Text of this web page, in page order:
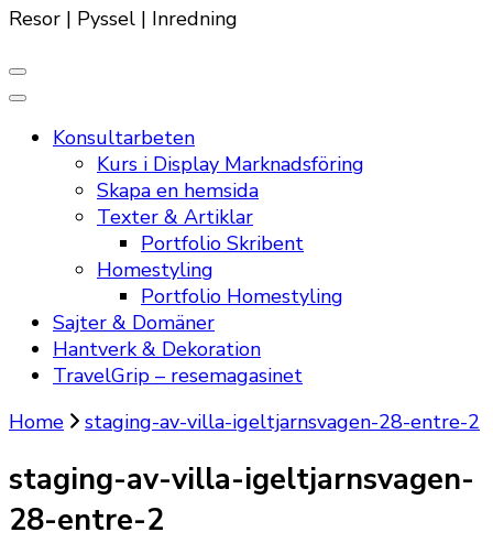
Resor | Pyssel | Inredning
Konsultarbeten
Kurs i Display Marknadsföring
Skapa en hemsida
Texter & Artiklar
Portfolio Skribent
Homestyling
Portfolio Homestyling
Sajter & Domäner
Hantverk & Dekoration
TravelGrip – resemagasinet
Home
staging-av-villa-igeltjarnsvagen-28-entre-2
staging-av-villa-igeltjarnsvagen-
28-entre-2